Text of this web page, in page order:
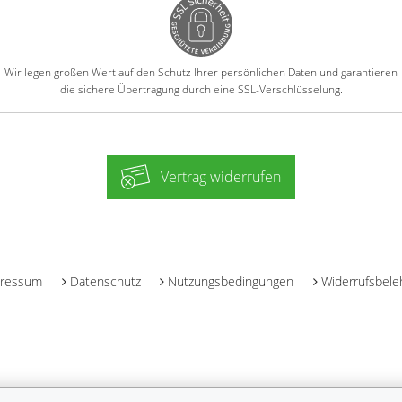
Wir legen großen Wert auf den Schutz Ihrer persönlichen Daten und garantieren
die sichere Übertragung durch eine SSL-Verschlüsselung.
Vertrag widerrufen
Datenschutz Nutzungsbedingungen